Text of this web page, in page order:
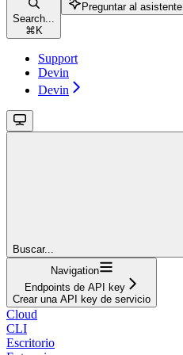
Search...
⌘ K
Preguntar al asistente
Support
Devin
Devin
Buscar...
Navigation
Endpoints de API key
Crear una API key de servicio
Cloud
CLI
Escritorio